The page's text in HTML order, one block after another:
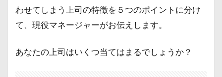
わせてしまう上司の特徴を５つのポイントに分け
て、現役マネージャーがお伝えします。
あなたの上司はいくつ当てはまるでしょうか？